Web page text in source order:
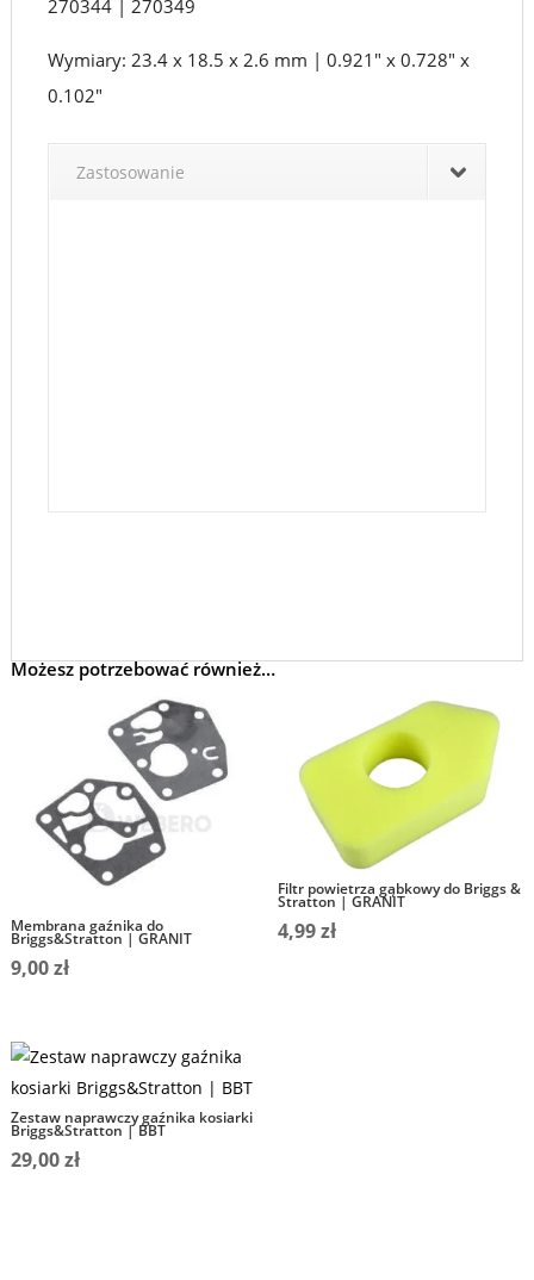
SERIES
CEDRUS
270344 | 270349
Wymiary: 23.4 x 18.5 x 2.6 mm | 0.921" x 0.728" x
0.102"
Zastosowanie
Możesz potrzebować również…
Membrana gaźnika do
Briggs&Stratton | GRANIT
9,00zł
Filtr powietrza gąbkowy do Briggs &
Stratton | GRANIT
4,99zł
Zestaw naprawczy gaźnika kosiarki
Briggs&Stratton | BBT
29,00zł